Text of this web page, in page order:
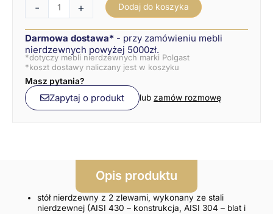
- + Dodaj do koszyka
Darmowa dostawa* - przy zamówieniu mebli
nierdzewnych powyżej 5000zł.
*dotyczy mebli nierdzewnych marki Polgast
*koszt dostawy naliczany jest w koszyku
Masz pytania?
Zapytaj o produkt lub zamów rozmowę
Opis produktu
stół nierdzewny z 2 zlewami, wykonany ze stali
nierdzewnej (AISI 430 – konstrukcja, AISI 304 – blat i